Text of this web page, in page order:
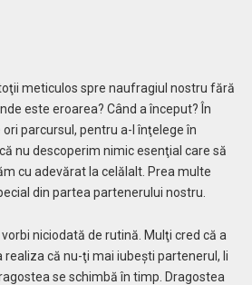
meticulos spre naufragiul nostru fără
este eroarea? Când a început? În
parcursul, pentru a-l înţelege în
nu descoperim nimic esenţial care să
cu adevărat la celălalt. Prea multe
din partea partenerului nostru.
niciodată de rutină. Mulţi cred că a
că nu-ţi mai iubeşti partenerul, li
se schimbă în timp. Dragostea